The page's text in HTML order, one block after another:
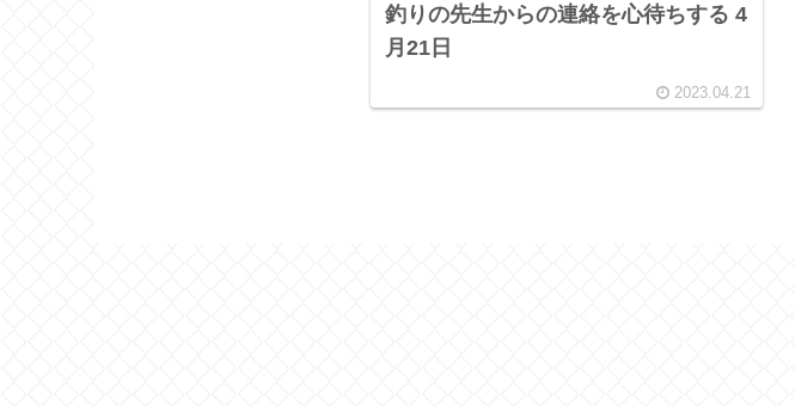
釣りの先生からの連絡を心待ちする 4
月21日
2023.04.21